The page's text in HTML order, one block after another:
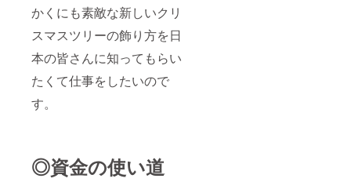
かくにも素敵な新しいクリ
スマスツリーの飾り方を日
本の皆さんに知ってもらい
たくて仕事をしたいので
す。
◎資金の使い道